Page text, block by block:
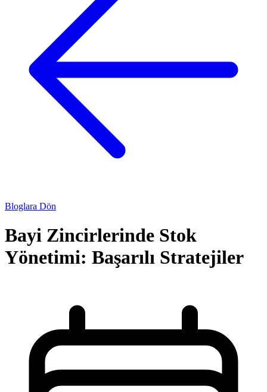
Bloglara Dön
Bayi Zincirlerinde Stok
Yönetimi: Başarılı Stratejiler